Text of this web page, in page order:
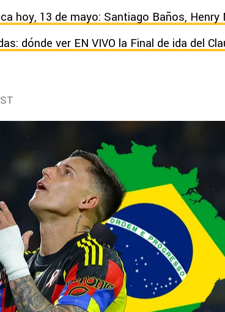
hoy, 13 de mayo: Santiago Baños,
dónde ver EN VIVO la Final de ida del